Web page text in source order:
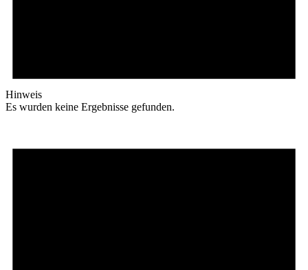
Hinweis
Es wurden keine Ergebnisse gefunden.